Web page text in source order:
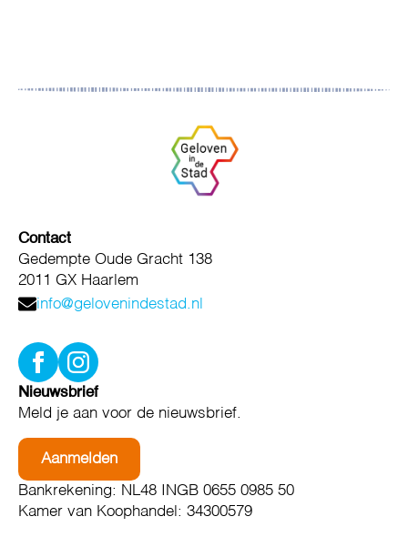
Contact
Gedempte Oude Gracht 138
2011 GX Haarlem
info@gelovenindestad.nl
Nieuwsbrief
Meld je aan voor de nieuwsbrief.
Aanmelden
Bankrekening: NL48 INGB 0655 0985 50
Kamer van Koophandel: 34300579